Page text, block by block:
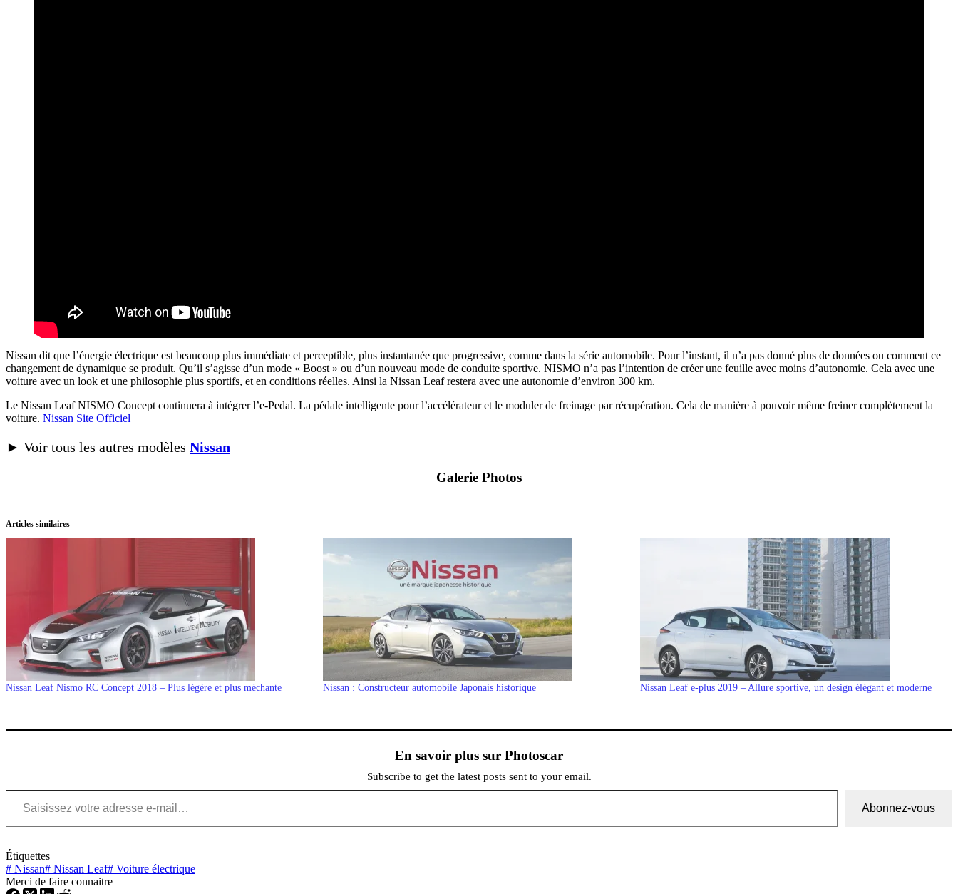
Nissan dit que l’énergie électrique est beaucoup plus immédiate et perceptible, plus instantanée que progressive, comme dans la série automobile. Pour l’instant, il n’a pas donné plus de données ou comment ce
changement de dynamique se produit. Qu’il s’agisse d’un mode « Boost » ou d’un nouveau mode de conduite sportive. NISMO n’a pas l’intention de créer une feuille avec moins d’autonomie. Cela avec une
voiture avec un look et une philosophie plus sportifs, et en conditions réelles. Ainsi la Nissan Leaf restera avec une autonomie d’environ 300 km.
Le Nissan Leaf NISMO Concept continuera à intégrer l’e-Pedal. La pédale intelligente pour l’accélérateur et le moduler de freinage par récupération. Cela de manière à pouvoir même freiner complètement la
voiture. Nissan Site Officiel
► Voir tous les autres modèles Nissan
Galerie Photos
Articles similaires
Nissan Leaf Nismo RC Concept 2018 – Plus légère et plus méchante Nissan : Constructeur automobile Japonais historique Nissan Leaf e-plus 2019 – Allure sportive, un design élégant et moderne
En savoir plus sur Photoscar
Subscribe to get the latest posts sent to your email.
Saisissez votre adresse e-mail…
Abonnez-vous
Étiquettes
# Nissan# Nissan Leaf# Voiture électrique
Merci de faire connaitre